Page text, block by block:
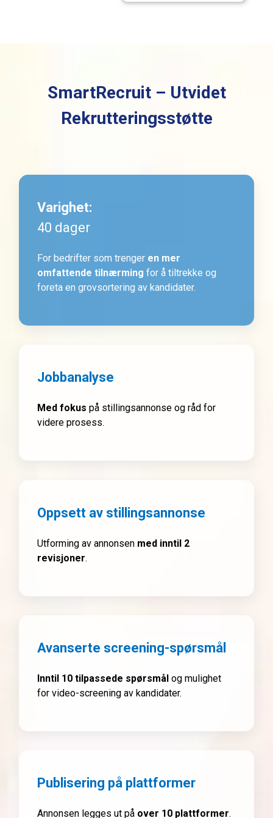
SmartRecruit – Utvidet
Rekrutteringsstøtte
Varighet:
40 dager
For bedrifter som trenger en mer
omfattende tilnærming for å tiltrekke og
foreta en grovsortering av kandidater.
Jobbanalyse
Med fokus på stillingsannonse og råd for
videre prosess.
Oppsett av stillingsannonse
Utforming av annonsen med inntil 2
revisjoner.
Avanserte screening-spørsmål
Inntil 10 tilpassede spørsmål og mulighet
for video-screening av kandidater.
Publisering på plattformer
Annonsen legges ut på over 10 plattformer.